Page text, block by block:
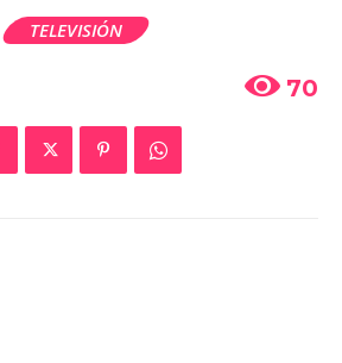
TELEVISIÓN
70